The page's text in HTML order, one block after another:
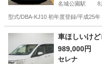
名城公園駅 8
型式/DBA-KJ10 初年度登録/平成25
愛知 名古屋市 名城公園駅
車ほしいけど
989,000円
セレナ